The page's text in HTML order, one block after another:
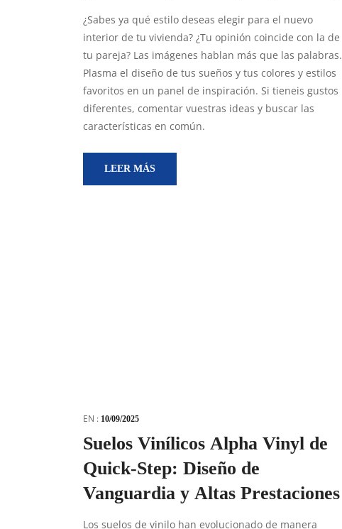
¿Sabes ya qué estilo deseas elegir para el nuevo
interior de tu vivienda? ¿Tu opinión coincide con la de
tu pareja? Las imágenes hablan más que las palabras.
Plasma el diseño de tus sueños y tus colores y estilos
favoritos en un panel de inspiración. Si tieneis gustos
diferentes, comentar vuestras ideas y buscar las
características en común.
LEER MÁS
EN : 10/09/2025
Suelos Vinílicos Alpha Vinyl de
Quick-Step: Diseño de
Vanguardia y Altas Prestaciones
Los suelos de vinilo han evolucionado de manera